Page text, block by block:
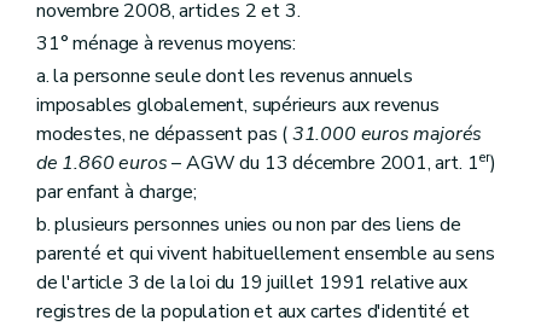
Art. 185bis
Section 5
Art. 186
Chapitre V Des pouvoirs locaux
Art. 187
Art. 188
Art. 189
Art. 190
Chapitre VI
Section première
Dispositions communes
Art. 191
Art. 192
Section 2 Des dispositions spécifiques aux agences immobilières sociales
Art. 193
novembre 2008, articles 2 et 3.
31° ménage à revenus moyens:
a. la personne seule dont les revenus annuels
imposables globalement, supérieurs aux revenus
modestes, ne dépassent pas (31.000 euros majorés
de 1.860 euros– AGW du 13 décembre 2001, art. 1er)
par enfant à charge;
b. plusieurs personnes unies ou non par des liens de
parenté et qui vivent habituellement ensemble au sens
de l'article 3 de la loi du 19 juillet 1991 relative aux
registres de la population et aux cartes d'identité et